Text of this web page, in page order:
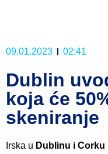
09.01.2023 02:41
Dublin
koja će
skeniranje
Irska u Dublinu i Corku